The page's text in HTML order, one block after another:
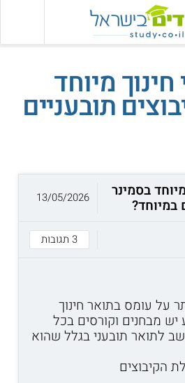
מיוחד
תובעניים
בסמינר
במיוחד?
3 תגובות
13/05/2026
על עומס בתואר חינוך
מבחנים וקורסים בכל
לתואר תובעני בגלל שהוא
הקיבוצים